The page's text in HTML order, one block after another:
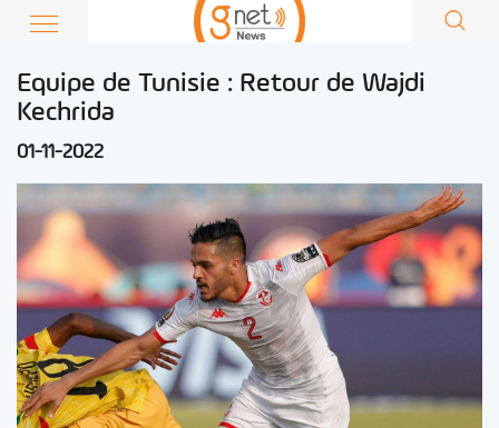
Equipe de Tunisie : Retour de Wajdi
Kechrida
01-11-2022